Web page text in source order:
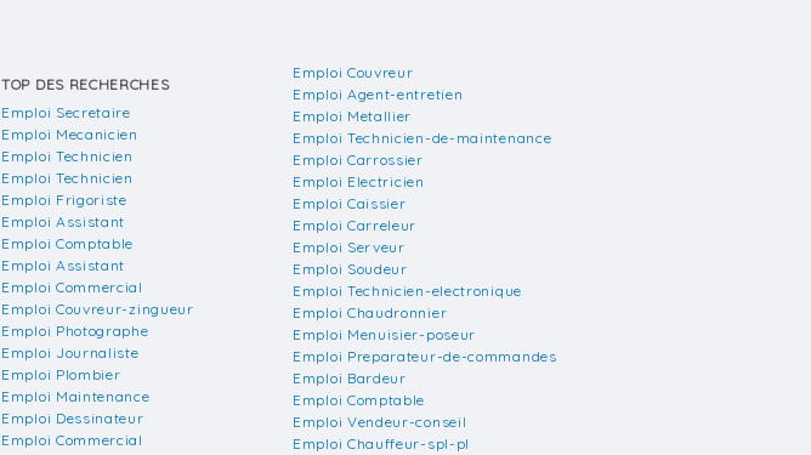
TOP DES RECHERCHES
Emploi Secretaire
Emploi Mecanicien
Emploi Technicien
Emploi Technicien
Emploi Frigoriste
Emploi Assistant
Emploi Comptable
Emploi Assistant
Emploi Commercial
Emploi Couvreur-zingueur
Emploi Photographe
Emploi Journaliste
Emploi Plombier
Emploi Maintenance
Emploi Dessinateur
Emploi Commercial
Emploi Couvreur
Emploi Agent-entretien
Emploi Metallier
Emploi Technicien-de-maintenance
Emploi Carrossier
Emploi Electricien
Emploi Caissier
Emploi Carreleur
Emploi Serveur
Emploi Soudeur
Emploi Technicien-electronique
Emploi Chaudronnier
Emploi Menuisier-poseur
Emploi Preparateur-de-commandes
Emploi Bardeur
Emploi Comptable
Emploi Vendeur-conseil
Emploi Chauffeur-spl-pl